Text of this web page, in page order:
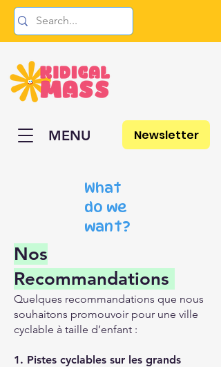
MENU Newsletter
What
do we
want?
Nos
Recommandations
Quelques recommandations que nous
souhaitons promouvoir pour une ville
cyclable à taille d’enfant :
1. Pistes cyclables sur les grands